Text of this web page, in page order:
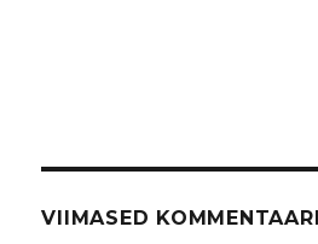
VIIMASED